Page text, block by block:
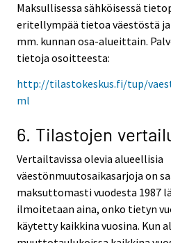
Maksullisessa sähköisessä
eritellympää tietoa väestöstä
mm. kunnan osa-alueittain.
tietoja osoitteesta:
http://tilastokeskus.fi/tup/
ml
6. Tilastojen
Vertailtavissa olevia alueellisia
väestönmuutosaikasarjoja on
maksuttomasti vuodesta 1987
ilmoitetaan aina, onko tietyn
käytetty kaikkina vuosina. Kun